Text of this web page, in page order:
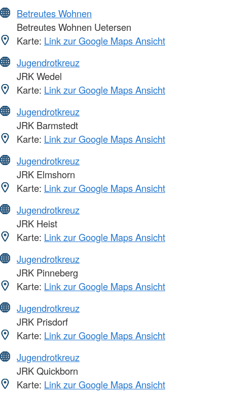
Betreutes Wohnen
Betreutes Wohnen Uetersen
Karte: Link zur Google Maps Ansicht
Jugendrotkreuz
JRK Wedel
Karte: Link zur Google Maps Ansicht
Jugendrotkreuz
JRK Barmstedt
Karte: Link zur Google Maps Ansicht
Jugendrotkreuz
JRK Elmshorn
Karte: Link zur Google Maps Ansicht
Jugendrotkreuz
JRK Heist
Karte: Link zur Google Maps Ansicht
Jugendrotkreuz
JRK Pinneberg
Karte: Link zur Google Maps Ansicht
Jugendrotkreuz
JRK Prisdorf
Karte: Link zur Google Maps Ansicht
Jugendrotkreuz
JRK Quickborn
Karte: Link zur Google Maps Ansicht